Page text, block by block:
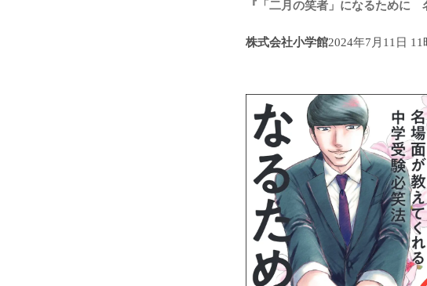
『「二月の笑者」になるために
株式会社小学館2024年7月11日 11